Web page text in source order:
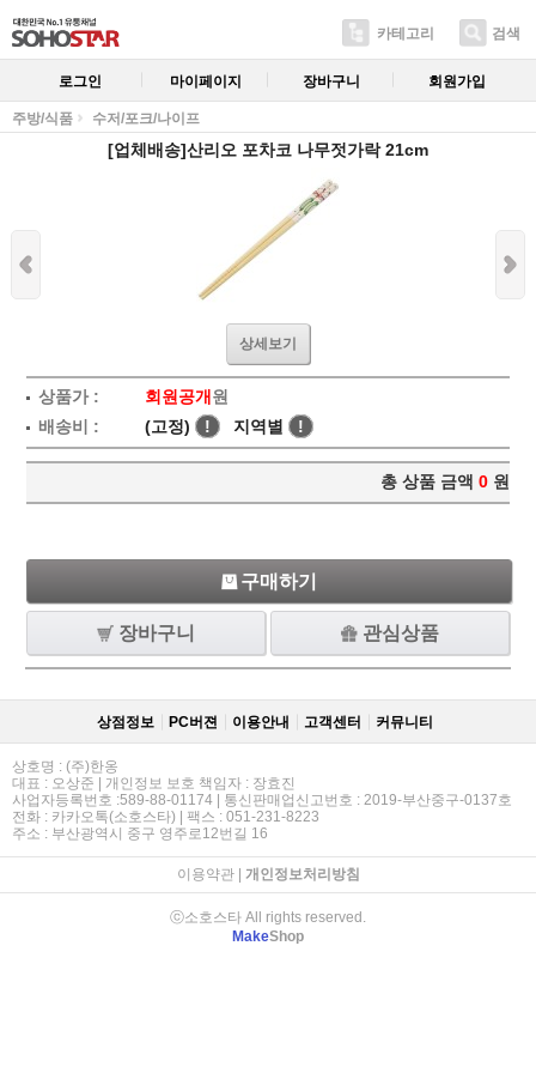
카테고리 검색
로그인 마이페이지 장바구니 회원가입
주방/식품 수저/포크/나이프
[업체배송]산리오 포차코 나무젓가락 21cm
상세보기
상품가 : 회원공개 원
배송비 :
(고정) ! 지역별 !
총 상품 금액 0 원
구매하기
장바구니 관심상품
상점정보 PC버젼 이용안내 고객센터 커뮤니티
상호명 : (주)한옹
대표 : 오상준 | 개인정보 보호 책임자 : 장효진
사업자등록번호 :589-88-01174 | 통신판매업신고번호 : 2019-부산중구-0137호
전화 : 카카오톡(소호스타) | 팩스 : 051-231-8223
주소 : 부산광역시 중구 영주로12번길 16
이용약관| 개인정보처리방침
ⓒ소호스타 All rights reserved.
MakeShop